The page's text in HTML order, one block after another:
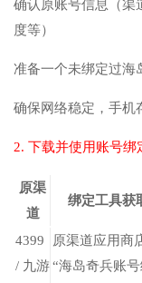
确认原账号信息（渠
度等）
准备一个未绑定过海
确保网络稳定，手机
2. 下载并使用账号绑
原渠
道
绑定工具获
4399
/ 九游
原渠道应用商
“海岛奇兵账